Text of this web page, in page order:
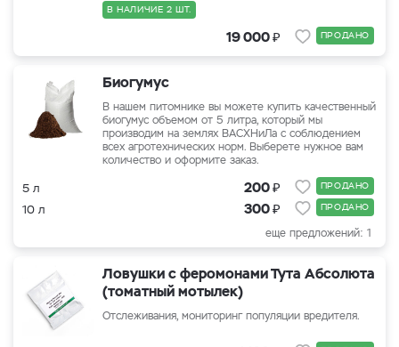
В НАЛИЧИЕ 2 ШТ.
19 000₽ ПРОДАНО
Биогумус
В нашем питомнике вы можете купить качественный
биогумус объемом от 5 литра, который мы
производим на землях ВАСХНиЛа с соблюдением
всех агротехнических норм. Выберете нужное вам
количество и оформите заказ.
5 л 200₽ ПРОДАНО
10 л 300₽ ПРОДАНО
еще предложений: 1
Ловушки с феромонами Тута Абсолюта
(томатный мотылек)
Отслеживания, мониторинг популяции вредителя.